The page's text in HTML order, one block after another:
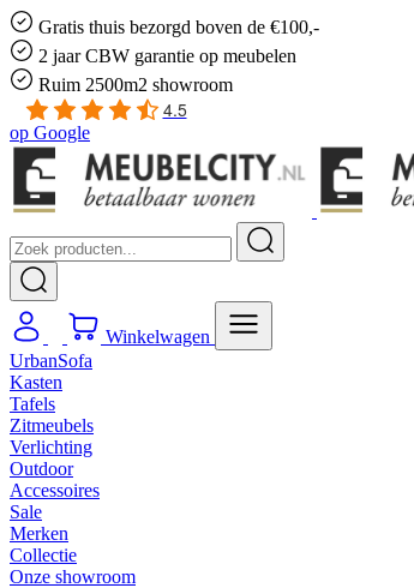
Gratis thuis bezorgd boven de €100,-
2 jaar CBW garantie op meubelen
Ruim 2500m2 showroom
4.5
op Google
Winkelwagen
UrbanSofa
Kasten
Tafels
Zitmeubels
Verlichting
Outdoor
Accessoires
Sale
Merken
Collectie
Onze showroom